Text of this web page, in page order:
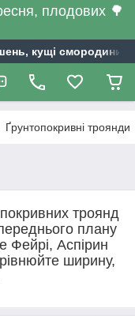
плодових 🌳
кущі смородини
Ґрунтопокривні троянди
троянд
плану
Фейрі, Аспірин
ширину,